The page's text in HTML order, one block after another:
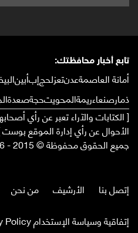
تابع أخبار محافظتك:
أمانة العاصمةعدنتعزلحجإبأبين
ذمارصنعاءريمةالمحويتحجةصعدة
[ الكتابات والآراء تعبر عن رأي
الأحوال عن رأي إدارة الموقع
جميع الحقوق محفوظة © 2015 - 2026
إتصل بنا الأرشيف
من نحن
إتفاقية وسياسة الإستخدام Privacy Policy